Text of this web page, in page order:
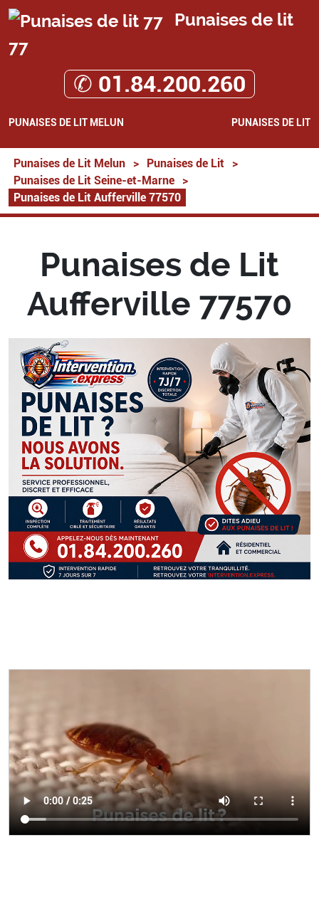
Punaises de lit
77
✆ 01.84.200.260
PUNAISES DE LIT MELUN PUNAISES DE LIT
Punaises de Lit Melun > Punaises de Lit
>
Punaises de Lit Seine-et-Marne
>
Punaises de Lit Aufferville 77570
Punaises de Lit
Aufferville 77570